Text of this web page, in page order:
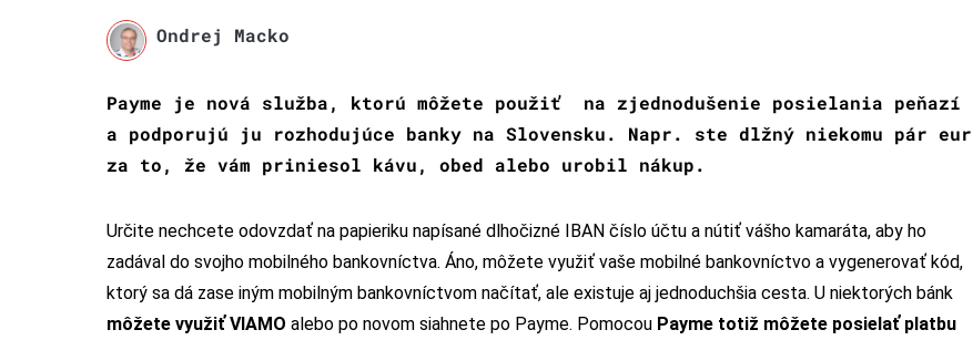
Ondrej Macko
Payme je nová služba, ktorú môžete použiť na zjednodušenie posielania peňazí
a podporujú ju rozhodujúce banky na Slovensku. Napr. ste dlžný niekomu pár eur
za to, že vám priniesol kávu, obed alebo urobil nákup.
Určite nechcete odovzdať na papieriku napísané dlhočizné IBAN číslo účtu a nútiť vášho kamaráta, aby ho
zadával do svojho mobilného bankovníctva. Áno, môžete využiť vaše mobilné bankovníctvo a vygenerovať kód,
ktorý sa dá zase iným mobilným bankovníctvom načítať, ale existuje aj jednoduchšia cesta. U niektorých bánk
môžete využiť VIAMO alebo po novom siahnete po Payme. Pomocou Payme totiž môžete posielať platbu